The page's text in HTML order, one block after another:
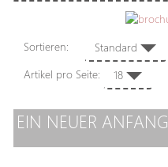
Sortieren: Standard
Artikel pro Seite: 18
EIN NEUER ANFANG